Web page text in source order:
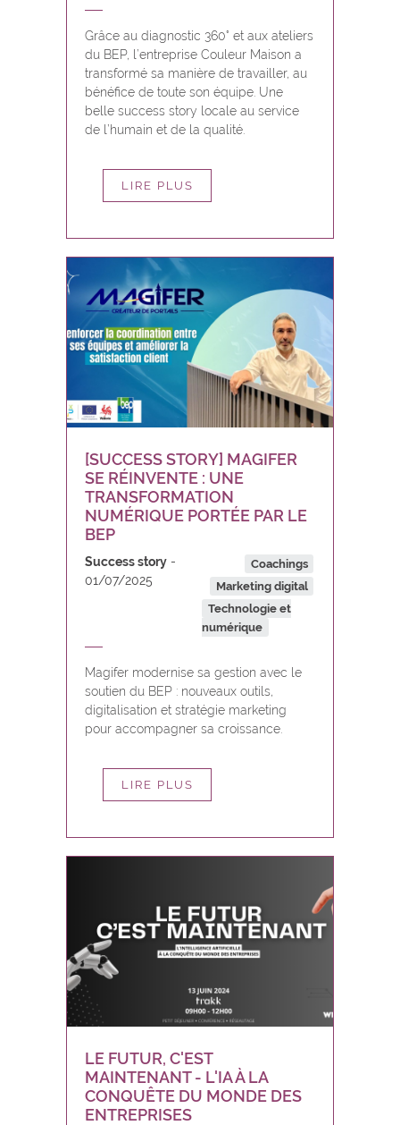
Grâce au diagnostic 360° et aux ateliers
du BEP, l’entreprise Couleur Maison a
transformé sa manière de travailler, au
bénéfice de toute son équipe. Une
belle success story locale au service
de l’humain et de la qualité.
LIRE PLUS
[SUCCESS STORY] MAGIFER
SE RÉINVENTE : UNE
TRANSFORMATION
NUMÉRIQUE PORTÉE PAR LE
BEP
Success story
01/07/2025
Coachings
Marketing digital
Technologie et
numérique
Magifer modernise sa gestion avec le
soutien du BEP : nouveaux outils,
digitalisation et stratégie marketing
pour accompagner sa croissance.
LIRE PLUS
LE FUTUR, C'EST
MAINTENANT - L'IA À LA
CONQUÊTE DU MONDE DES
ENTREPRISES